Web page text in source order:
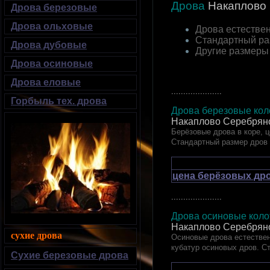
Дрова Накаплово
Дрова
Стандартный
Другие размеры
Дрова березовые
Накаплово
Берёзовые дрова в коре,
Стандартный размер дров
цена берёзовых
Дрова осиновые
Накаплово
Осиновые дрова
кубатур осиновых дров.
Дрова березовые
Дрова ольховые
Дрова дубовые
Дрова осиновые
Дрова еловые
Горбыль тех. дрова
сухие дрова
Сухие березовые дрова